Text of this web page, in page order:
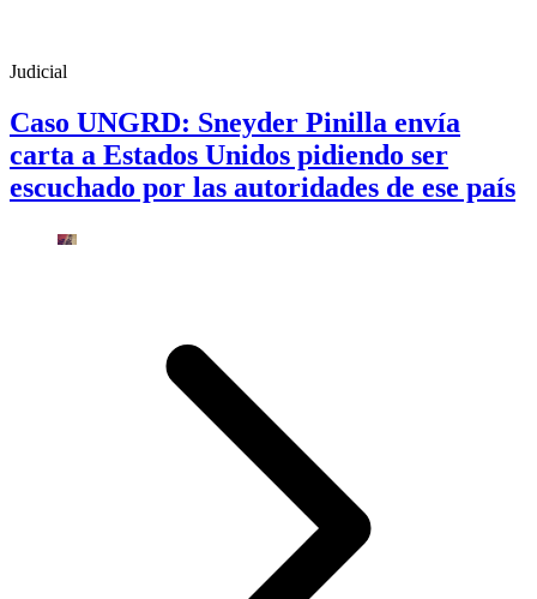
Judicial
Caso UNGRD: Sneyder Pinilla envía
carta a Estados Unidos pidiendo ser
escuchado por las autoridades de ese país